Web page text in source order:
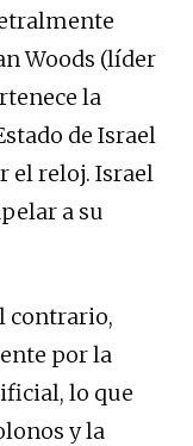
Woods (líder
la
de Israel
el reloj. Israel
a su
contrario,
por la
lo que
y la